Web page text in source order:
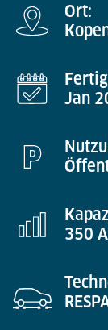
Ort:
Jan
350